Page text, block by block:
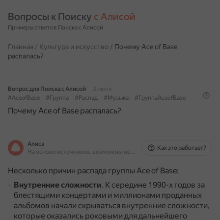
Вопросы к Поиску с Алисой
Примеры ответов Поиска с Алисой
Главная / Культура и искусство / Почему Ace of Base
распалась?
Вопрос для Поиска с Алисой
3 июля
#AceofBase
#Группа #Распад #Музыка #ГруппаAceofBase
Почему Ace of Base распалась?
Алиса
На основе источников, возможны неточности
Как это работает?
Несколько причин распада группы Ace of Base:
Внутренние сложности. К середине 1990-х годов за
блестящими концертами и миллионами проданных
альбомов начали скрываться внутренние сложности,
которые оказались роковыми для дальнейшего